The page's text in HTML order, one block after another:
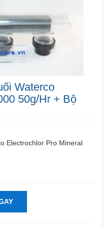
Waterco
50g/hr + Bộ
Electrochlor Pro Mineral